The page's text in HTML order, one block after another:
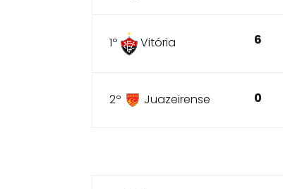
1º Vitória 6
2º Juazeirense 0